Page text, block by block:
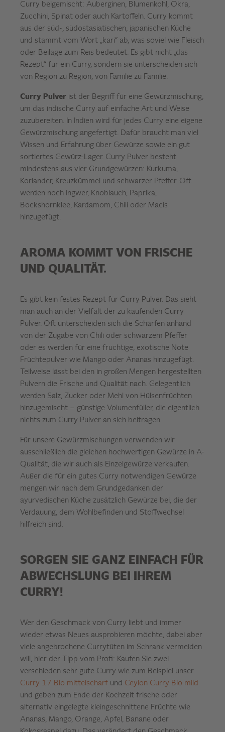
Curry beigemischt: Auberginen, Blumenkohl, Okra,
Zucchini, Spinat oder auch Kartoffeln. Curry kommt
aus der süd-, südostasiatischen, japanischen Küche
und stammt vom Wort „kari“ ab, was soviel wie Fleisch
oder Beilage zum Reis bedeutet. Es gibt nicht „das
Rezept“ für ein Curry, sondern sie unterscheiden sich
von Region zu Region, von Familie zu Familie.
Curry Pulver ist der Begriff für eine Gewürzmischung,
um das indische Curry auf einfache Art und Weise
zuzubereiten. In Indien wird für jedes Curry eine eigene
Gewürzmischung angefertigt. Dafür braucht man viel
Wissen und Erfahrung über Gewürze sowie ein gut
sortiertes Gewürz-Lager. Curry Pulver besteht
mindestens aus vier Grundgewürzen: Kurkuma,
Koriander, Kreuzkümmel und schwarzer Pfeffer. Oft
werden noch Ingwer, Knoblauch, Paprika,
Bockshornklee, Kardamom, Chili oder Macis
hinzugefügt.
AROMA KOMMT VON FRISCHE
UND QUALITÄT.
Es gibt kein festes Rezept für Curry Pulver. Das sieht
man auch an der Vielfalt der zu kaufenden Curry
Pulver. Oft unterscheiden sich die Schärfen anhand
von der Zugabe von Chili oder schwarzem Pfeffer
oder es werden für eine fruchtige, exotische Note
Früchtepulver wie Mango oder Ananas hinzugefügt.
Teilweise lässt bei den in großen Mengen hergestellten
Pulvern die Frische und Qualität nach. Gelegentlich
werden Salz, Zucker oder Mehl von Hülsenfrüchten
hinzugemischt – günstige Volumenfüller, die eigentlich
nichts zum Curry Pulver an sich beitragen.
Für unsere Gewürzmischungen verwenden wir
ausschließlich die gleichen hochwertigen Gewürze in A-
Qualität, die wir auch als Einzelgewürze verkaufen.
Außer die für ein gutes Curry notwendigen Gewürze
mengen wir nach dem Grundgedanken der
ayurvedischen Küche zusätzlich Gewürze bei, die der
Verdauung, dem Wohlbefinden und Stoffwechsel
hilfreich sind.
SORGEN SIE GANZ EINFACH FÜR
ABWECHSLUNG BEI IHREM
CURRY!
Wer den Geschmack von Curry liebt und immer
wieder etwas Neues ausprobieren möchte, dabei aber
viele angebrochene Currytüten im Schrank vermeiden
will, hier der Tipp vom Profi: Kaufen Sie zwei
verschieden sehr gute Curry wie zum Beispiel unser
Curry 17 Bio mittelscharf und Ceylon Curry Bio mild
und geben zum Ende der Kochzeit frische oder
alternativ eingelegte kleingeschnittene Früchte wie
Ananas, Mango, Orange, Apfel, Banane oder